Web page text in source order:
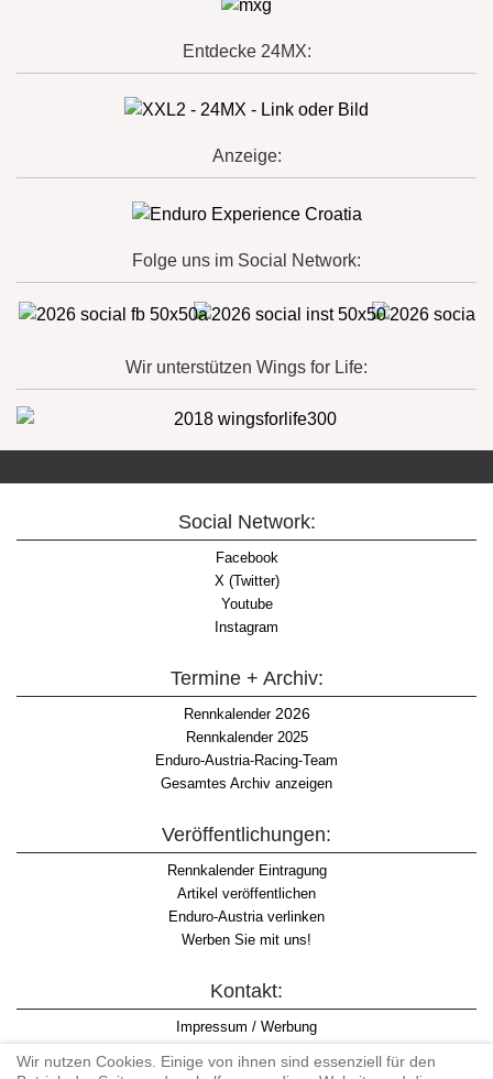
Entdecke 24MX:
Anzeige:
Folge uns im Social Network:
Wir unterstützen Wings for Life:
Social Network:
Facebook
X (Twitter)
Youtube
Instagram
Termine + Archiv:
Rennkalender2026
Rennkalender 2025
Enduro-Austria-Racing-Team
Gesamtes Archiv anzeigen
Veröffentlichungen:
Rennkalender Eintragung
Artikel veröffentlichen
Enduro-Austria verlinken
Werben Sie mit uns!
Kontakt:
Impressum / Werbung
Informationspflicht WKO
Wir nutzen Cookies. Einige von ihnen sind essenziell für den